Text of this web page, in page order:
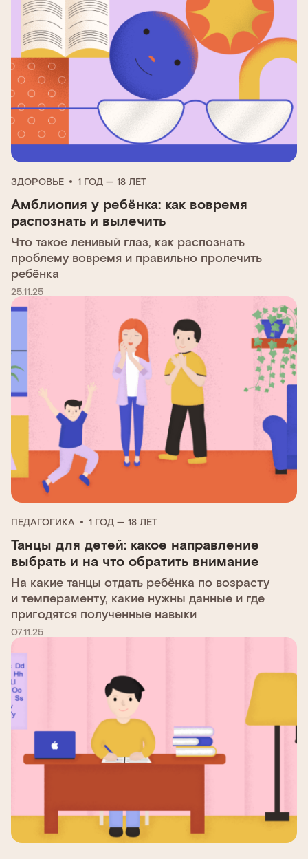
ЗДОРОВЬЕ 1 ГОД — 18 ЛЕТ
Амблиопия у ребёнка: как вовремя
распознать и вылечить
Что такое ленивый глаз, как распознать
проблему вовремя и правильно пролечить
ребёнка
25.11.25
ПЕДАГОГИКА 1 ГОД — 18 ЛЕТ
Танцы для детей: какое направление
выбрать и на что обратить внимание
На какие танцы отдать ребёнка по возрасту
и темпераменту, какие нужны данные и где
пригодятся полученные навыки
07.11.25